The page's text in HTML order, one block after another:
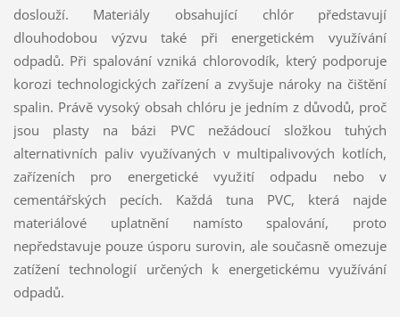
doslouží. Materiály obsahující chlór představují
dlouhodobou výzvu také při energetickém využívání
odpadů. Při spalování vzniká chlorovodík, který podporuje
korozi technologických zařízení a zvyšuje nároky na čištění
spalin. Právě vysoký obsah chlóru je jedním z důvodů, proč
jsou plasty na bázi PVC nežádoucí složkou tuhých
alternativních paliv využívaných v multipalivových kotlích,
zařízeních pro energetické využití odpadu nebo v
cementářských pecích. Každá tuna PVC, která najde
materiálové uplatnění namísto spalování, proto
nepředstavuje pouze úsporu surovin, ale současně omezuje
zatížení technologií určených k energetickému využívání
odpadů.